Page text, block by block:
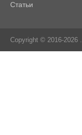
Статьи
Copyright © 2016-2026 .